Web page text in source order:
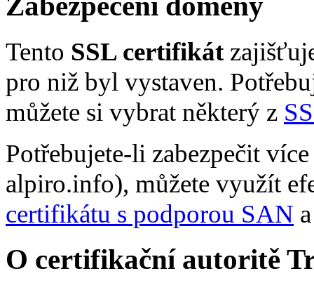
Tento SSL certifikát
pro niž byl vystaven.
můžete si vybrat některý z
Potřebujete-li zabezpečit
alpiro.info), můžete využít
certifikátu s podporou SAN
O certifikační autoritě